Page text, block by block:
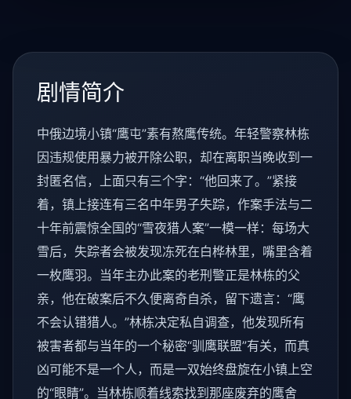
剧情简介
中俄边境小镇“鹰屯”素有熬鹰传统。年轻警察林栋
因违规使用暴力被开除公职，却在离职当晚收到一
封匿名信，上面只有三个字：“他回来了。”紧接
着，镇上接连有三名中年男子失踪，作案手法与二
十年前震惊全国的“雪夜猎人案”一模一样：每场大
雪后，失踪者会被发现冻死在白桦林里，嘴里含着
一枚鹰羽。当年主办此案的老刑警正是林栋的父
亲，他在破案后不久便离奇自杀，留下遗言：“鹰
不会认错猎人。”林栋决定私自调查，他发现所有
被害者都与当年的一个秘密“驯鹰联盟”有关，而真
凶可能不是一个人，而是一双始终盘旋在小镇上空
的“眼睛”。当林栋顺着线索找到那座废弃的鹰舍